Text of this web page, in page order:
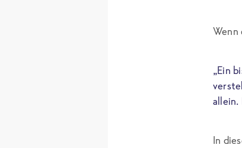
Wenn
„Ein
allein.
In